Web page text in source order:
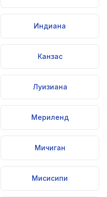
Индиана
Канзас
Луизиана
Мериленд
Мичиган
Мисисипи